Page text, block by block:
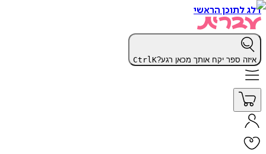
דלג לתוכן הראשי
איזה ספר יקח אותך מכאן רגע? CtrlK